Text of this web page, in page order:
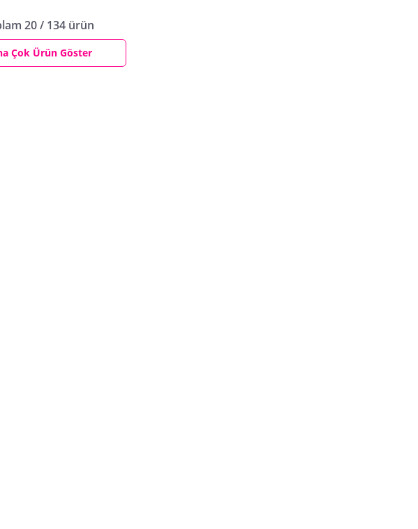
20 / 134 ürün
Çok Ürün Göster